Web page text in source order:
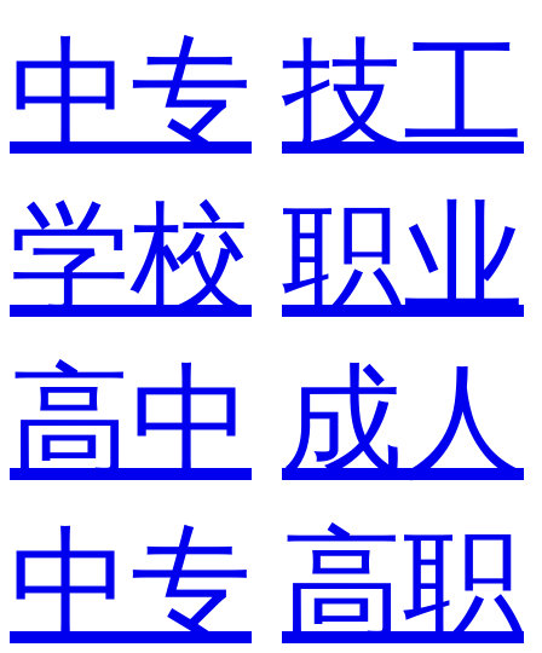
中专 技工
学校 职业
高中 成人
中专 高职